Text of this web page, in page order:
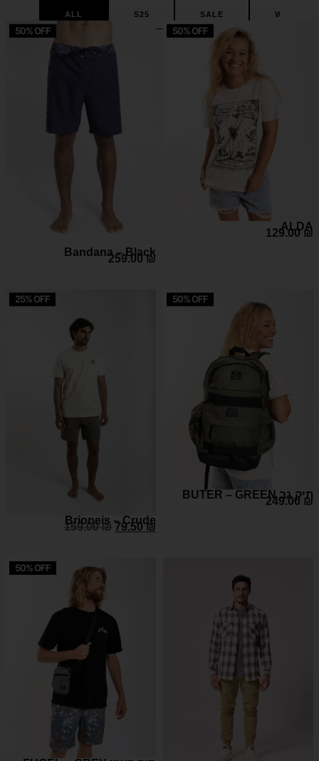
S25 SALE W26
ALL
50% OFF
Bandana – Black
259.00₪
50% OFF
ALDA
129.00₪
25% OFF
Brioneis – Crude
159.00₪ 79.50₪
50% OFF
BUTER – GREEN תיק גב
249.00 ₪
50% OFF